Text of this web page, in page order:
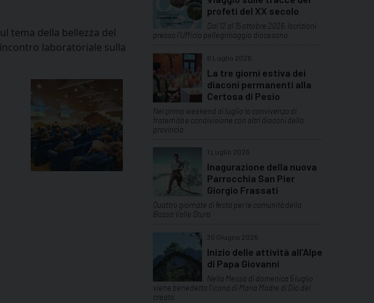
tema della bellezza del
laboratoriale sulla
profeti del XX secolo
Dal 12 al 15 ottobre 2026. Iscrizioni
presso l'Ufficio pellegrinaggio diocesano.
6 Luglio 2026
La tre giorni estiva dei
diaconi permanenti alla
Certosa di Pesio
Nel primo weekend di luglio la convivenza di
fraternità e condivisione con altri diaconi della
provincia
1 Luglio 2026
Inagurazione della nuova
Parrocchia San Pier
Giorgio Frassati
Quattro giornate di festa per le comunità della
Bassa Valle Stura
30 Giugno 2026
Inizio delle attività all’Alpe
di Papa Giovanni
Nella Messa di domenica 5 luglio
viene benedetta l’icona di Maria Madre di Dio del
creato